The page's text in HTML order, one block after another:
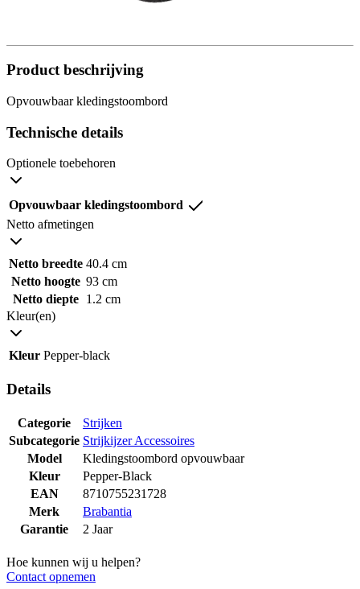
Product beschrijving
Opvouwbaar kledingstoombord
Technische details
Optionele toebehoren
Opvouwbaar kledingstoombord
Netto afmetingen
Netto breedte 40.4 cm
Netto hoogte 93 cm
Netto diepte 1.2 cm
Kleur(en)
Kleur Pepper-black
Details
Categorie
Strijken
Subcategorie Strijkijzer Accessoires
Model
Kledingstoombord opvouwbaar
Kleur
Pepper-Black
EAN
8710755231728
Merk
Brabantia
Garantie
2 Jaar
Hoe kunnen wij u helpen?
Contact opnemen